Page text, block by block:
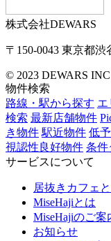
株式会社DEWARS
〒150-0043 東京都渋
© 2023 DEWARS INC
物件検索
路線・駅から探す エ
検索 最新店舗物件
き物件 駅近物件 低
視認性良好物件 条件
サービスについて
居抜きカフェ
MiseHajiとは
MiseHajiのご案
お知らせ